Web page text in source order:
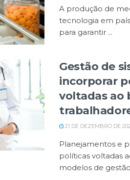
A produção de
tecnologia em
para garantir ...
Gestão de
incorporar
voltadas ao
21 DE DEZEMBRO DE
Planejamentos e
políticas voltadas
modelos de gestão